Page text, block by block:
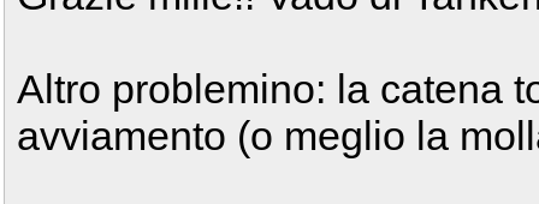
Altro problemino: la catena
avviamento (o meglio la